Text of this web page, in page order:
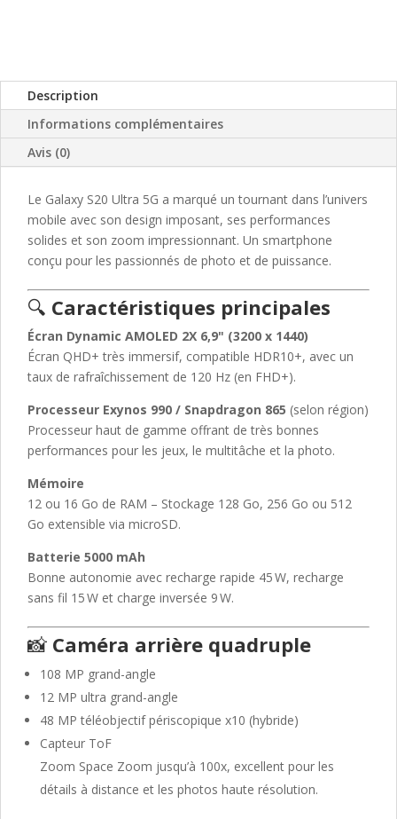
Description
Informations complémentaires
Avis (0)
Le Galaxy S20 Ultra 5G a marqué un tournant dans l’univers
mobile avec son design imposant, ses performances
solides et son zoom impressionnant. Un smartphone
conçu pour les passionnés de photo et de puissance.
🔍 Caractéristiques principales
Écran Dynamic AMOLED 2X 6,9" (3200 x 1440)
Écran QHD+ très immersif, compatible HDR10+, avec un
taux de rafraîchissement de 120 Hz (en FHD+).
Processeur Exynos 990 / Snapdragon 865 (selon région)
Processeur haut de gamme offrant de très bonnes
performances pour les jeux, le multitâche et la photo.
Mémoire
12 ou 16 Go de RAM – Stockage 128 Go, 256 Go ou 512
Go extensible via microSD.
Batterie 5000 mAh
Bonne autonomie avec recharge rapide 45 W, recharge
sans fil 15 W et charge inversée 9 W.
📸 Caméra arrière quadruple
108 MP grand-angle
12 MP ultra grand-angle
48 MP téléobjectif périscopique x10 (hybride)
Capteur ToF
Zoom Space Zoom jusqu’à 100x, excellent pour les
détails à distance et les photos haute résolution.